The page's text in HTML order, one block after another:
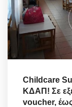
Childcare
ΚΔΑΠ! Σε
voucher, έως